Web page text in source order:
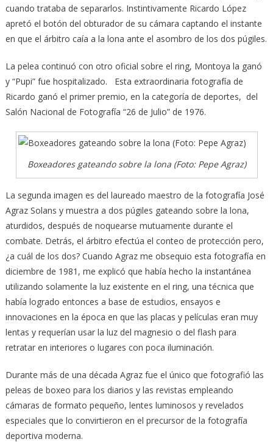
cuando trataba de separarlos. Instintivamente Ricardo López
apretó el botón del obturador de su cámara captando el instante
en que el árbitro caía a la lona ante el asombro de los dos púgiles.
La pelea continuó con otro oficial sobre el ring, Montoya la ganó
y “Pupi” fue hospitalizado. Esta extraordinaria fotografía de
Ricardo ganó el primer premio, en la categoría de deportes, del
Salón Nacional de Fotografía “26 de Julio” de 1976.
Boxeadores gateando sobre la lona (Foto: Pepe Agraz)
La segunda imagen es del laureado maestro de la fotografía José
Agraz Solans y muestra a dos púgiles gateando sobre la lona,
aturdidos, después de noquearse mutuamente durante el
combate. Detrás, el árbitro efectúa el conteo de protección pero,
¿a cuál de los dos? Cuando Agraz me obsequio esta fotografía en
diciembre de 1981, me explicó que había hecho la instantánea
utilizando solamente la luz existente en el ring, una técnica que
había logrado entonces a base de estudios, ensayos e
innovaciones en la época en que las placas y películas eran muy
lentas y requerían usar la luz del magnesio o del flash para
retratar en interiores o lugares con poca iluminación.
Durante más de una década Agraz fue el único que fotografió las
peleas de boxeo para los diarios y las revistas empleando
cámaras de formato pequeño, lentes luminosos y revelados
especiales que lo convirtieron en el precursor de la fotografía
deportiva moderna.